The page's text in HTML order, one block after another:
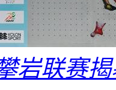
岩联赛